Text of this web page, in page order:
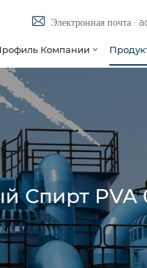
Электронная почта
Компании
Спирт PVA